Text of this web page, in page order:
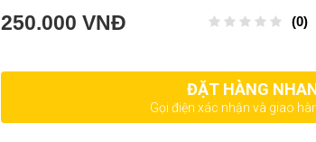
250.000 VNĐ (0)
ĐẶT HÀNG
Gọi điện xác nhận và giao